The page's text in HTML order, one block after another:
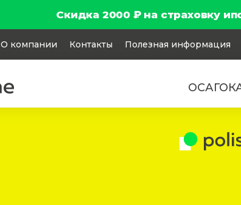
Скидка 2000 ₽ на страховку
О компании Контакты Полезная информация
ОСАГО